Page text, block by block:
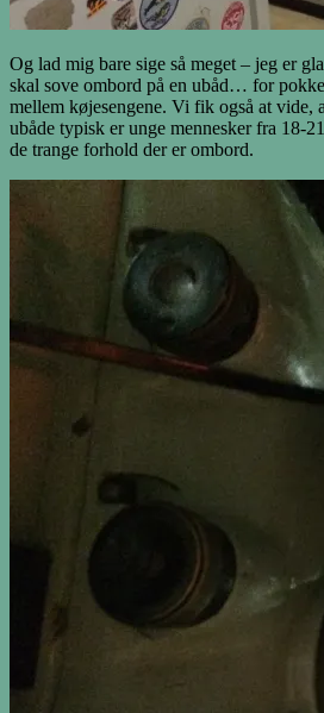
Og lad mig bare sige så meget – jeg er
skal sove ombord på en ubåd… for
mellem køjesengene. Vi fik også at vide,
ubåde typisk er unge mennesker fra 18-
de trange forhold der er ombord.